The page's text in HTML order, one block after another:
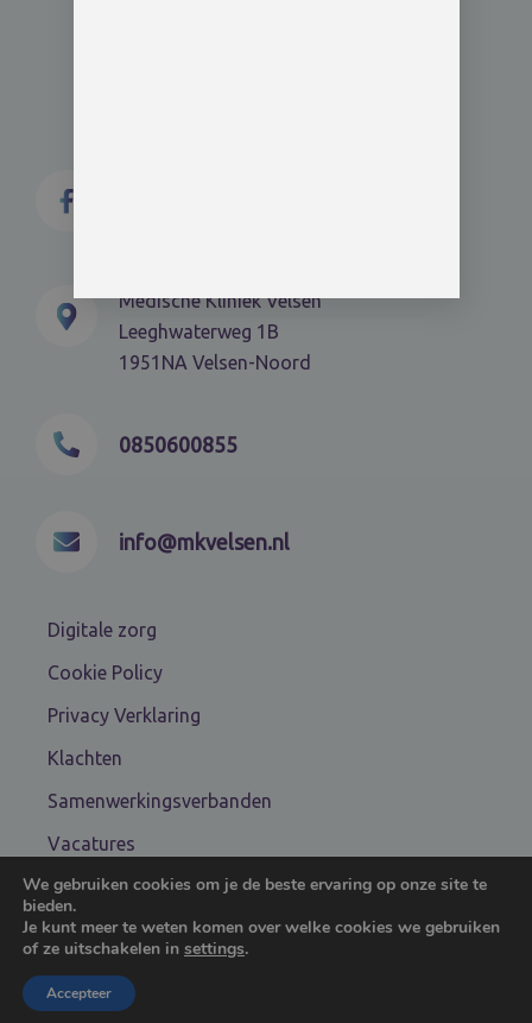
Medische Kliniek Velsen
Leeghwaterweg 1B
1951NA Velsen-Noord
0850600855
info@mkvelsen.nl
Digitale zorg
Cookie Policy
Privacy Verklaring
Klachten
Samenwerkingsverbanden
Vacatures
Algemene voorwaarden
COPYRIGHT © 2024 MKV
We gebruiken cookies om je de beste ervaring op onze site te
bieden.
Je kunt meer te weten komen over welke cookies we gebruiken
of ze uitschakelen in settings.
Accepteer